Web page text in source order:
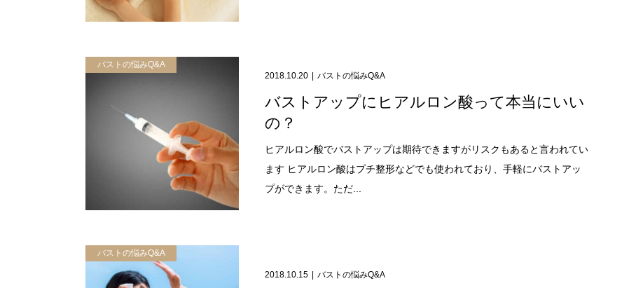
バストの悩みQ&A
2018.10.20
バストの悩みQ&A
バストアップにヒアルロン酸って本当にいい
の？
ヒアルロン酸でバストアップは期待できますがリスクもあると言われてい
ます ヒアルロン酸はプチ整形などでも使われており、手軽にバストアッ
プができます。ただ...
バストの悩みQ&A
2018.10.15 バストの悩みQ&A